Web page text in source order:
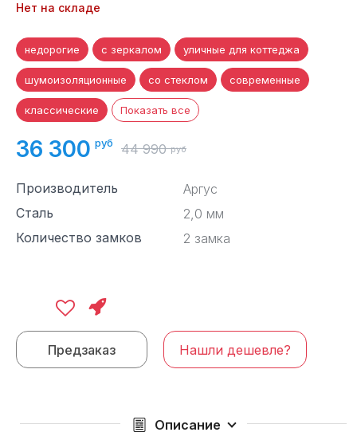
Нет на складе
недорогие с зеркалом уличные для коттеджа
шумоизоляционные со стеклом современные
классические Показать все
36 300 руб 44 990 руб
Производитель
Аргус
Сталь
2,0 мм
Количество замков
2 замка
Предзаказ Нашли дешевле?
Описание